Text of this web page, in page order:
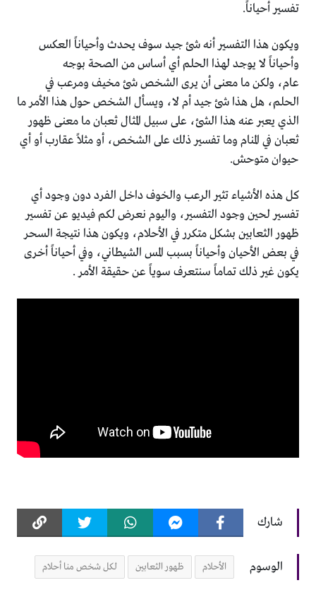
تفسير أحياناً.
ويكون هذا التفسير أنه شئ جيد سوف يحدث وأحياناً العكس
وأحياناً لا يوجد لهذا الحلم أي أساس من الصحة بوجه
عام، ولكن ما معنى أن يرى الشخص شئ مخيف ومرعب في
الحلم، هل هذا شئ جيد أم لا، ويسأل الشخص حول هذا الأمر ما
الذي يعبر عنه هذا الشئ، على سبيل المثال ثعبان ما معنى ظهور
ثعبان في المنام وما تفسير ذلك على الشخص، أو مثلاً عقارب أو أي
حيوان متوحش.
كل هذه الأشياء تثير الرعب والخوف داخل الفرد دون وجود أي
تفسير لحين وجود التفسير، واليوم نعرض لكم فيديو عن تفسير
ظهور الثعابين بشكل متكرر في الأحلام، ويكون هذا نتيجة السحر
في بعض الأحيان وأحياناً بسبب المس الشيطاني، وفي أحياناً أخرى
يكون غير ذلك تماماً سنتعرف سوياً عن حقيقة الأمر .
شارك
الوسوم الأحلام ظهور الثعابين لكل شخص منا أحلام